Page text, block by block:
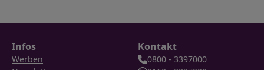
Infos
Werben
Kontakt
0800 - 3397000